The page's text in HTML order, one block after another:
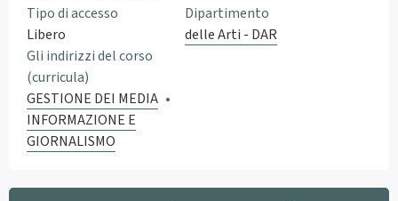
Tipo di accesso
Libero
Dipartimento
delle Arti - DAR
Gli indirizzi del corso
(curricula)
GESTIONE DEI MEDIA
INFORMAZIONE E
GIORNALISMO